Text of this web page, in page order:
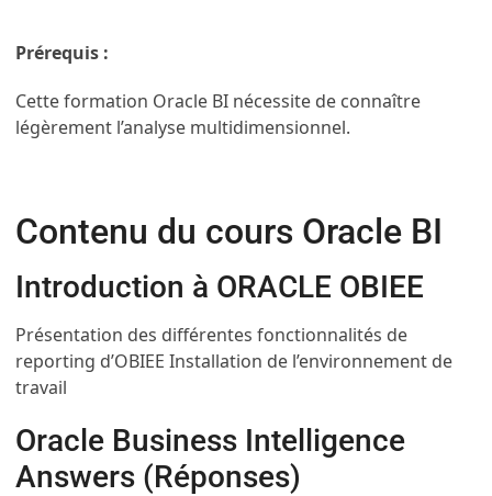
Prérequis :
Cette formation Oracle BI nécessite de connaître
légèrement l’analyse multidimensionnel.
Contenu du cours Oracle BI
Introduction à ORACLE OBIEE
Présentation des différentes fonctionnalités de
reporting d’OBIEEInstallation de l’environnement de
travail
Oracle Business Intelligence
Answers (Réponses)